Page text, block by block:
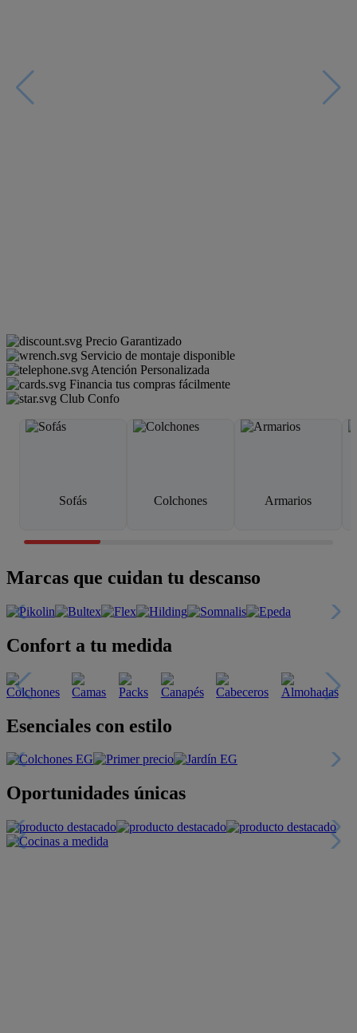
Precio Garantizado
Servicio de montaje disponible
Atención Personalizada
Financia tus compras fácilmente
Club Confo
Sofás Colchones Armarios
Marcas que cuidan tu descanso
Confort a tu medida
Esenciales con estilo
Oportunidades únicas